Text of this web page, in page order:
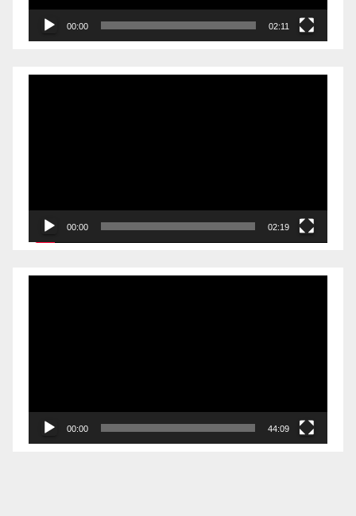
00:00 02:11
00:00 02:19
00:00 44:09